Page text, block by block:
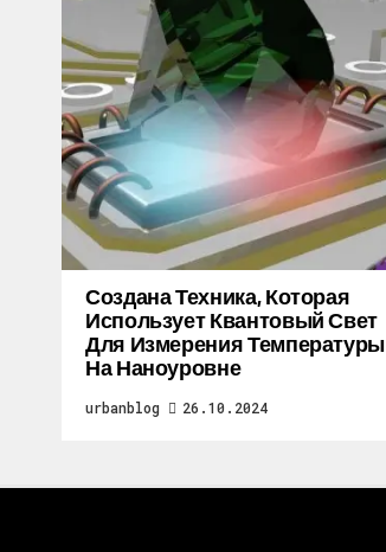
Создана Техника, Которая
Использует Квантовый Свет
Для Измерения Температуры
На Наноуровне
urbanblog 26.10.2024